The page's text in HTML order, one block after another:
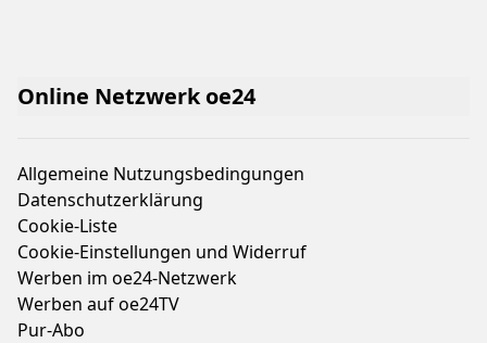
Online Netzwerk oe24
Allgemeine Nutzungsbedingungen
Datenschutzerklärung
Cookie-Liste
Cookie-Einstellungen und Widerruf
Werben im oe24-Netzwerk
Werben auf oe24TV
Pur-Abo